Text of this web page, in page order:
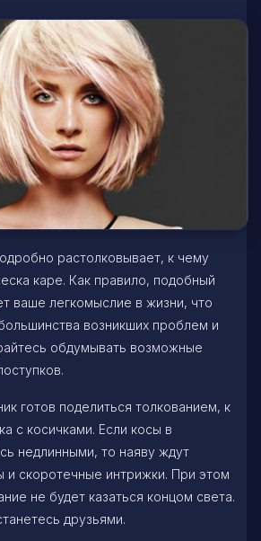
растолковывает, к чему
каре. Как правило, подобный
ваше легкомыслие в жизни, что
возникших проблем и
обдумывать возможные
готов поделиться толкованием, к
с косичками. Если косы в
недлинными, то наяву ждут
скоротечные интрижки. При этом
не будет казаться концом света.
друзьями.